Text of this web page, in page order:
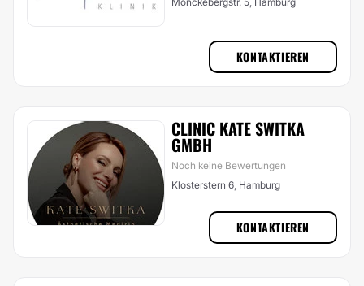
KONTAKTIEREN
CLINIC KATE SWITKA
GMBH
Noch keine Bewertungen
Klosterstern 6, Hamburg
KONTAKTIEREN